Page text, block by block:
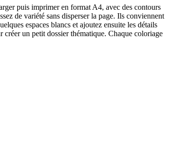
puis imprimer en format A4, avec des contours
de variété sans disperser la page. Ils conviennent
espaces blancs et ajoutez ensuite les détails
un petit dossier thématique. Chaque coloriage